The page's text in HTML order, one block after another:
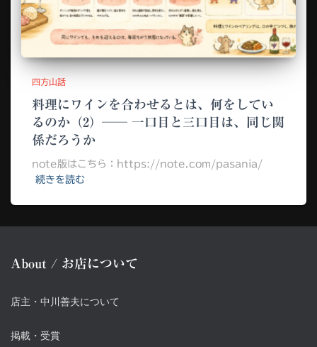
四方山話
料理にワインを合わせるとは、何をしてい
るのか（2）── 一口目と三口目は、同じ関
係だろうか
note版はこちら：https://note.com/pasania/
続きを読む
About / お店について
店主・中川善夫について
掲載・受賞